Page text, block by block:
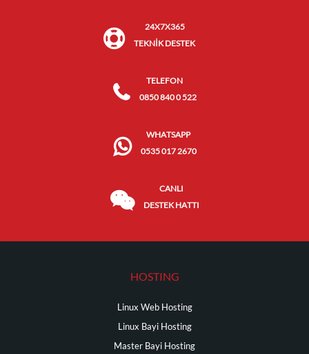
24X7X365
TEKNİK DESTEK
TELEFON
0850 840 0 522
WHATSAPP
0535 017 2670
CANLI
DESTEK HATTI
HOSTING
Linux Web Hosting
Linux Bayi Hosting
Master Bayi Hosting